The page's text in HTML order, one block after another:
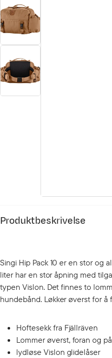
Produktbeskrivelse
Singi Hip Pack 10 er en stor og
liter har en stor åpning med
typen Vislon. Det finnes to
hundebånd. Løkker øverst for å
Hoftesekk fra Fjällräven
Lommer øverst, foran og
lydløse Vislon glidelåser